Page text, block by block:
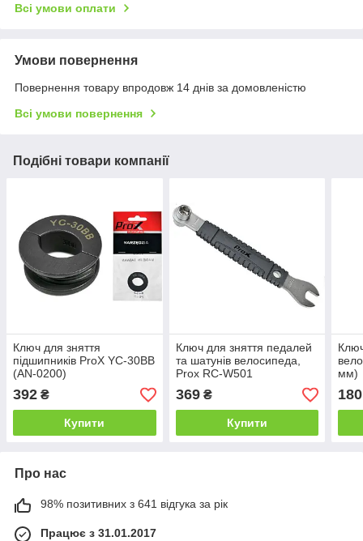
Всі умови оплати
Умови повернення
Повернення товару впродовж 14 днів за домовленістю
Всі умови повернення
Подібні товари компанії
Ключ для зняття
підшипників ProX YC-30BB
(AN-0200)
392 ₴
Купити
Ключ для зняття педалей
та шатунів велосипеда,
Prox RC-W501
369₴
Купити
мм)
180
Про нас
98% позитивних з 641 відгука за рік
Працює з 31.01.2017